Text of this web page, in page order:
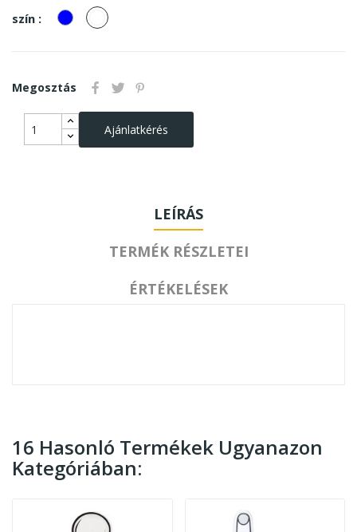
szín :
kek fehér
Megosztás
Ajánlatkérés
LEÍRÁS
TERMÉK RÉSZLETEI
ÉRTÉKELÉSEK
16 Hasonló Termékek Ugyanazon
Kategóriában: